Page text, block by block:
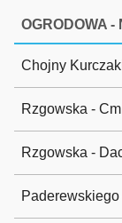
OGRODOWA -
Chojny
Rzgowska -
Rzgowska -